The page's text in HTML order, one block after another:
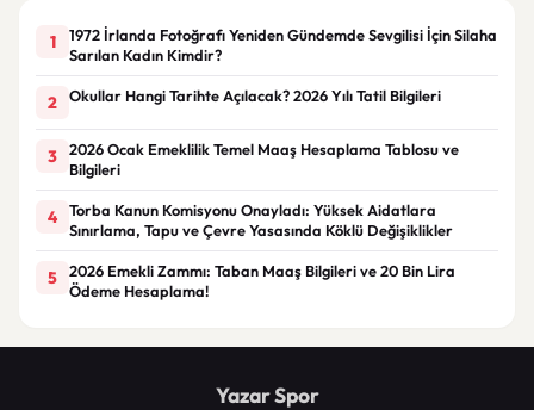
1
1972 İrlanda Fotoğrafı Yeniden Gündemde Sevgilisi İçin Silaha
Sarılan Kadın Kimdir?
2 Okullar Hangi Tarihte Açılacak? 2026 Yılı Tatil Bilgileri
3
2026 Ocak Emeklilik Temel Maaş Hesaplama Tablosu ve
Bilgileri
4
Torba Kanun Komisyonu Onayladı: Yüksek Aidatlara
Sınırlama, Tapu ve Çevre Yasasında Köklü Değişiklikler
5
2026 Emekli Zammı: Taban Maaş Bilgileri ve 20 Bin Lira
Ödeme Hesaplama!
Yazar Spor